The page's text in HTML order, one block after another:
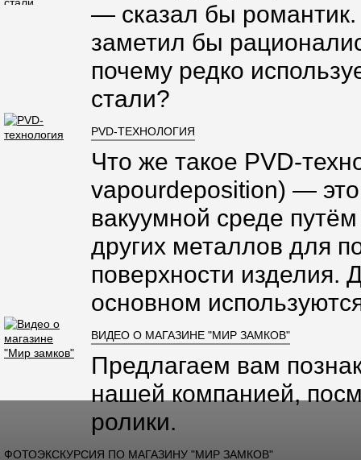
— сказал бы
заметил бы
почему редко
стали?
PVD-ТЕХНОЛОГИЯ
Что же такое PVD-
vapourdeposition) —
вакуумной среде
других металлов для
поверхности изделия.
основном
ВИДЕО О МАГАЗИНЕ "МИР ЗАМКОВ"
Предлагаем вам
нашей компанией,
ролики.
ФОТОЭКСКУРСИЯ ПО МАГАЗИНУ "МИР ЗАМКОВ"